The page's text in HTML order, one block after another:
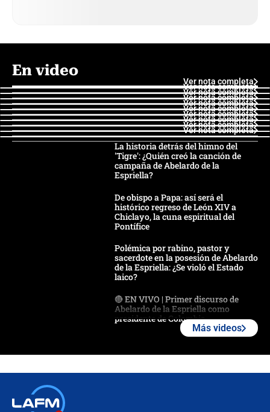
En video
Ver nota completa
Ver nota completa
Ver nota completa
Ver nota completa
Ver nota completa
Ver nota completa
Ver nota completa
Ver nota completa
Ver nota completa
Ver nota completa
La historia detrás del himno del
'Tigre': ¿Quién creó la canción de
campaña de Abelardo de la
Espriella?
De obispo a Papa: así será el
histórico regreso de León XIV a
Chiclayo, la cuna espiritual del
Pontífice
Polémica por rabino, pastor y
sacerdote en la posesión de Abelardo
de la Espriella: ¿Se violó el Estado
laico?
🔴 EN VIVO | Primer discurso de
Abelardo de la Espriella como
presidente de Colombia
Más videos